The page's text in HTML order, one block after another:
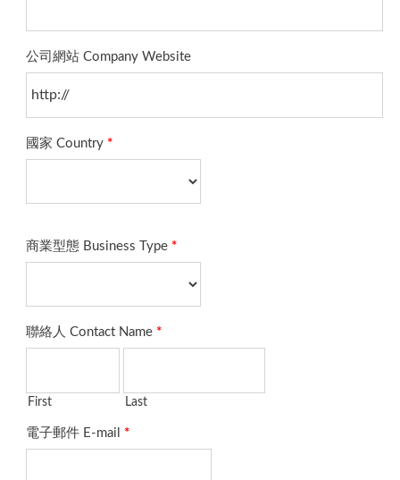
公司網站 Company Website
國家 Country *
商業型態 Business Type *
聯絡人 Contact Name *
First Last
電子郵件 E-mail *